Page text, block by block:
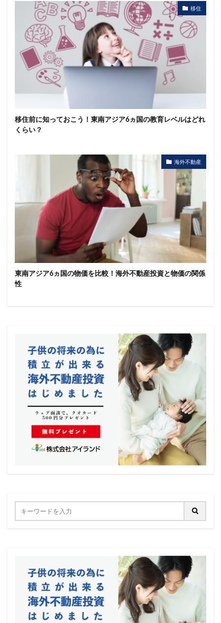
移住
移住前に知っておこう！東南アジア6ヵ国の教育レベルはどれ
くらい？
海外不動産
東南アジア6ヵ国の物価を比較！海外不動産投資と物価の関係
性